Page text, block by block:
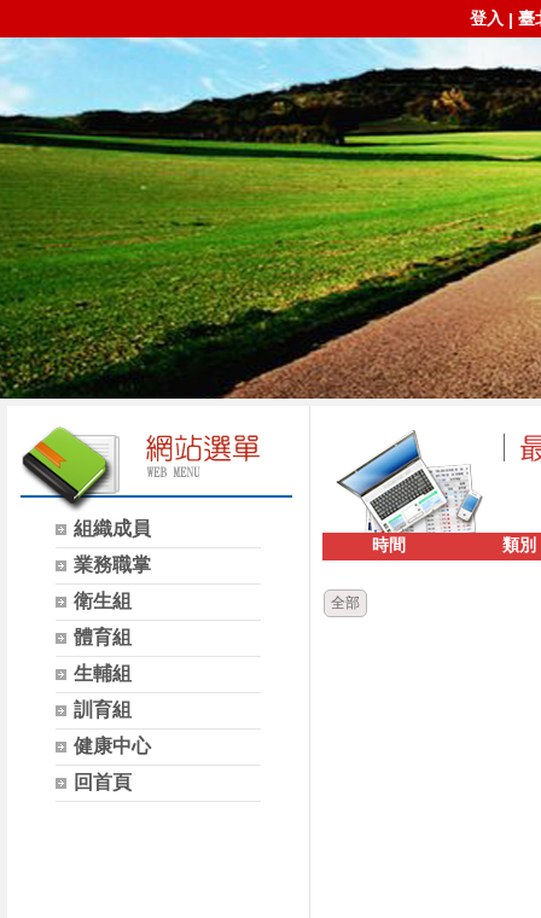
登入 | 臺
組織成員
業務職掌
衛生組
體育組
生輔組
訓育組
健康中心
回首頁
時間 類別
全部